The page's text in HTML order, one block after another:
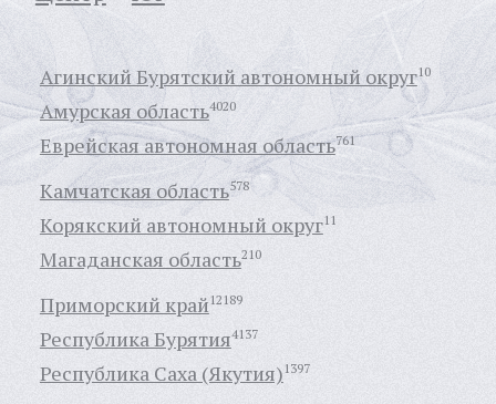
Агинский Бурятский автономный округ10
Амурская область4020
Еврейская автономная область761
Камчатская область578
Корякский автономный округ11
Магаданская область210
Приморский край12189
Республика Бурятия4137
Республика Саха (Якутия)1397